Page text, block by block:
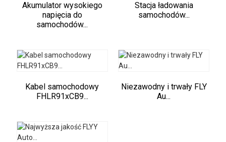
Akumulator wysokiego
napięcia do
samochodów...
Stacja ładowania
samochodów...
Kabel samochodowy
FHLR91xCB9...
Niezawodny i trwały FLY
Au...